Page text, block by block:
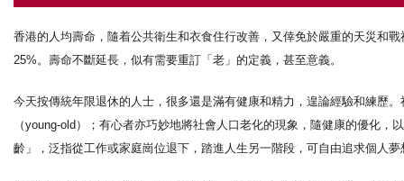
香港的人均壽命，隨着公共衛生和衣食住行改善，又倖免於嚴重的天災和
25%。壽命不斷延長，似有需要重訂「老」的定義，甚至意義。
今天按傳統年限退休的人士，很多還是滿有健康和精力，遑論經驗和練歷
（young-old）；有心者亦巧妙地將社會人口老化的現象，隨健康的優化
齡」，泛指從工作或家庭崗位退下，踏進人生另一階段，可自由追求個人夢